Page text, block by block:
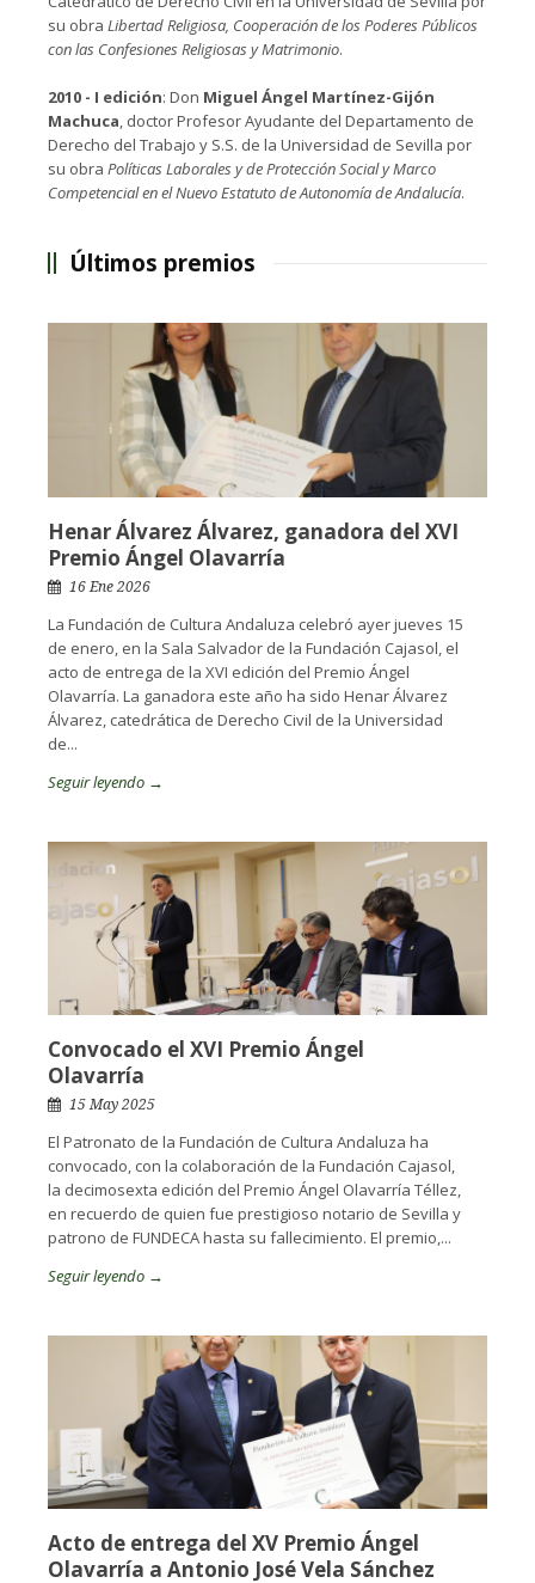
su obra Libertad Religiosa, Cooperación de los Poderes Públicos
con las Confesiones Religiosas y Matrimonio.
2010 - I edición: Don Miguel Ángel Martínez-Gijón
Machuca, doctor Profesor Ayudante del Departamento de
Derecho del Trabajo y S.S. de la Universidad de Sevilla por
su obra Políticas Laborales y de Protección Social y Marco
Competencial en el Nuevo Estatuto de Autonomía de Andalucía.
Últimos premios
Henar Álvarez Álvarez, ganadora del XVI
Premio Ángel Olavarría
16 Ene 2026
La Fundación de Cultura Andaluza celebró ayer jueves 15
de enero, en la Sala Salvador de la Fundación Cajasol, el
acto de entrega de la XVI edición del Premio Ángel
Olavarría. La ganadora este año ha sido Henar Álvarez
Álvarez, catedrática de Derecho Civil de la Universidad
de...
Seguir leyendo →
Convocado el XVI Premio Ángel
Olavarría
15 May 2025
El Patronato de la Fundación de Cultura Andaluza ha
convocado, con la colaboración de la Fundación Cajasol,
la decimosexta edición del Premio Ángel Olavarría Téllez,
en recuerdo de quien fue prestigioso notario de Sevilla y
patrono de FUNDECA hasta su fallecimiento. El premio,...
Seguir leyendo →
Acto de entrega del XV Premio Ángel
Olavarría a Antonio José Vela Sánchez